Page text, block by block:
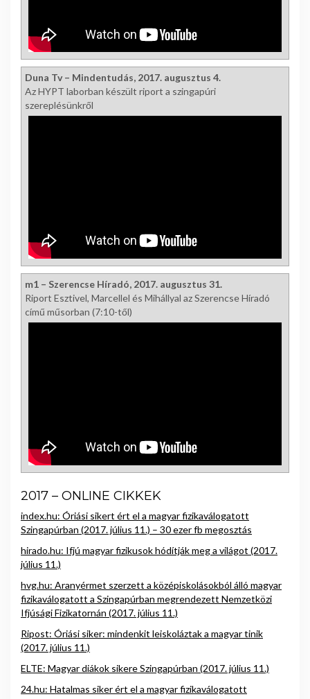
Duna Tv – Mindentudás, 2017. augusztus 4.
Az HYPT laborban készült riport a szingapúri
szereplésünkről
m1 – Szerencse Híradó, 2017. augusztus 31.
Riport Esztivel, Marcellel és Mihállyal az Szerencse Híradó
című műsorban (7:10-től)
2017 – ONLINE CIKKEK
index.hu: Óriási sikert ért el a magyar fizikaválogatott
Szingapúrban (2017. július 11.) – 30 ezer fb megosztás
hirado.hu: Ifjú magyar fizikusok hódítják meg a világot (2017.
július 11.)
hvg.hu: Aranyérmet szerzett a középiskolásokból álló magyar
fizikaválogatott a Szingapúrban megrendezett Nemzetközi
Ifjúsági Fizikatornán (2017. július 11.)
Ripost: Óri­ási siker: min­den­kit le­is­ko­láz­tak a ma­gyar tinik
(2017. július 11.)
ELTE: Magyar diákok sikere Szingapúrban (2017. július 11.)
24.hu: Hatalmas siker ért el a magyar fizikaválogatott